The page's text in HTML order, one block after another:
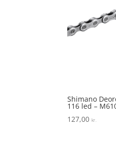
Shimano
116 led –
127,00kr.